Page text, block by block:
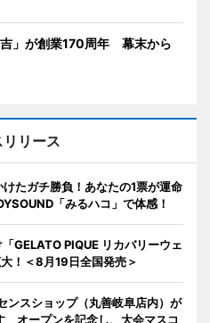
」が創業170周年 幕末から
リース
たガチ勝負！あなたの1票が運命
「みるハコ」で体感！
GELATO PIQUE リカバリーウェ
！＜8月19日全国発売＞
スショップ（丸善岐阜店内）が
オープンを記念し、大会マスコ